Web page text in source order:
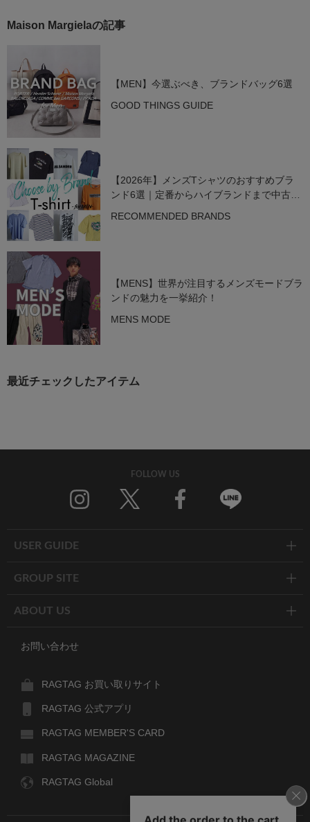
Maison Margielaの記事
【MEN】今選ぶべき、ブランドバッグ6選
GOOD THINGS GUIDE
【2026年】メンズTシャツのおすすめブラ
ンド6選｜定番からハイブランドまで中古で
RECOMMENDED BRANDS
【MENS】世界が注目するメンズモードブラ
ンドの魅力を一挙紹介！
MENS MODE
最近チェックしたアイテム
FOLLOW US
USER GUIDE
GROUP SITE
ABOUT US
お問い合わせ
RAGTAG お買い取りサイト
RAGTAG 公式アプリ
RAGTAG MEMBER'S CARD
RAGTAG MAGAZINE
RAGTAG Global